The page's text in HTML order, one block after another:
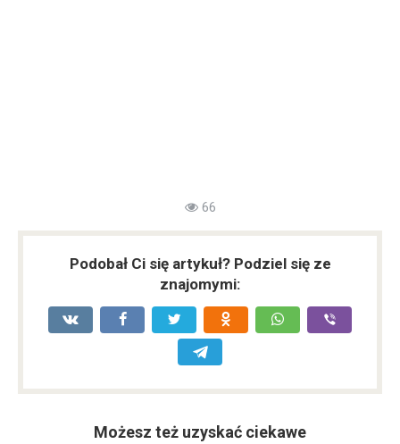
66
Podobał Ci się artykuł? Podziel się ze
znajomymi:
Możesz też uzyskać ciekawe